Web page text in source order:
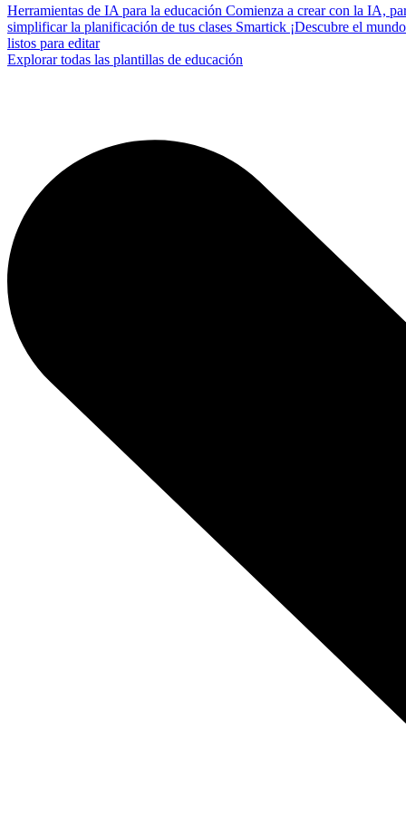
Herramientas de IA para la educación Comienza a crear con la IA,
simplificar la planificación de tus clases Smartick ¡Descubre el
listos para editar
Explorar todas las plantillas de educación